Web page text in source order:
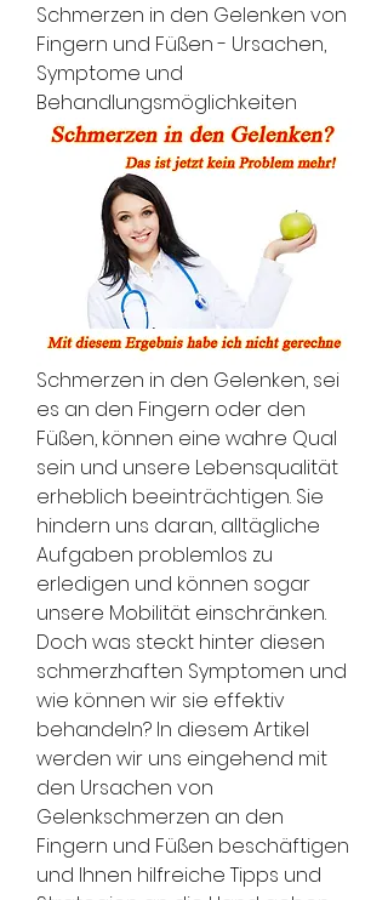
Schmerzen in den Gelenken von
Fingern und Füßen - Ursachen,
Symptome und
Behandlungsmöglichkeiten
Schmerzen in den Gelenken, sei
es an den Fingern oder den
Füßen, können eine wahre Qual
sein und unsere Lebensqualität
erheblich beeinträchtigen. Sie
hindern uns daran, alltägliche
Aufgaben problemlos zu
erledigen und können sogar
unsere Mobilität einschränken.
Doch was steckt hinter diesen
schmerzhaften Symptomen und
wie können wir sie effektiv
behandeln? In diesem Artikel
werden wir uns eingehend mit
den Ursachen von
Gelenkschmerzen an den
Fingern und Füßen beschäftigen
und Ihnen hilfreiche Tipps und